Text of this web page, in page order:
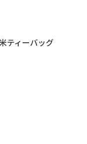
ティーバッグ